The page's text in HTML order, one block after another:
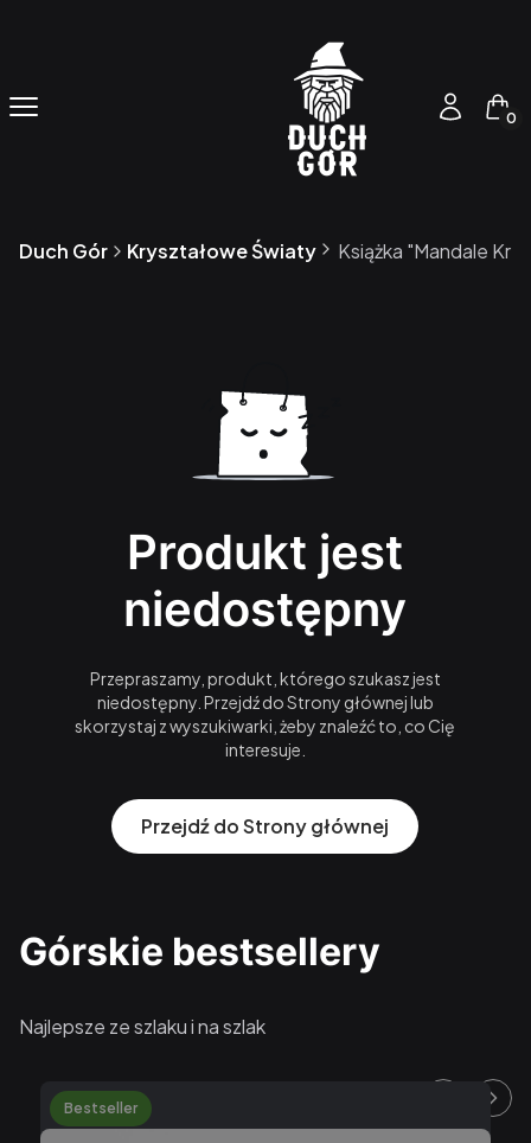
Menu Zaloguj się
Duch Gór Kryształowe Światy Książka "Mandale
Produkt jest
niedostępny
Przepraszamy, produkt, którego szukasz jest
niedostępny. Przejdź do Strony głównej lub
skorzystaj z wyszukiwarki, żeby znaleźć to, co Cię
interesuje.
Przejdź do Strony głównej
Górskie bestsellery
Najlepsze ze szlaku i na szlak
Bestseller